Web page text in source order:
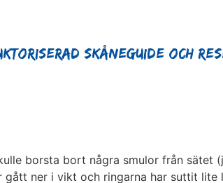
Skåneguide och
borsta bort några smulor från sätet
ner i vikt och ringarna har suttit lite